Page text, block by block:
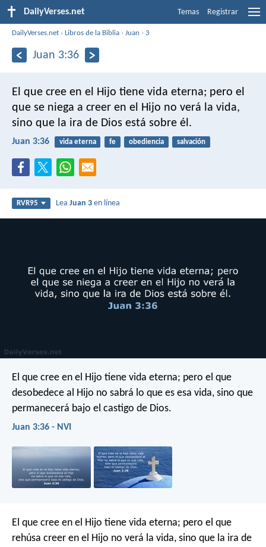
DailyVerses.net Temas Registrar
DailyVerses.net ›Libros de la Biblia ›Juan ›3
Juan 3:36
El que cree en el Hijo tiene vida eterna; pero el
que se niega a creer en el Hijo no verá la vida,
sino que la ira de Dios está sobre él.
Juan 3:36 vida eterna fe obediencia salvación
RVR95 LeaJuan 3 en línea
El que cree en el Hijo tiene vida eterna; pero el que
desobedece al Hijo no sabrá lo que es esa vida, sino que
permanecerá bajo el castigo de Dios.
Juan 3:36 - NVI
El que cree en el Hijo tiene vida eterna; pero el que
rehúsa creer en el Hijo no verá la vida, sino que la ira de